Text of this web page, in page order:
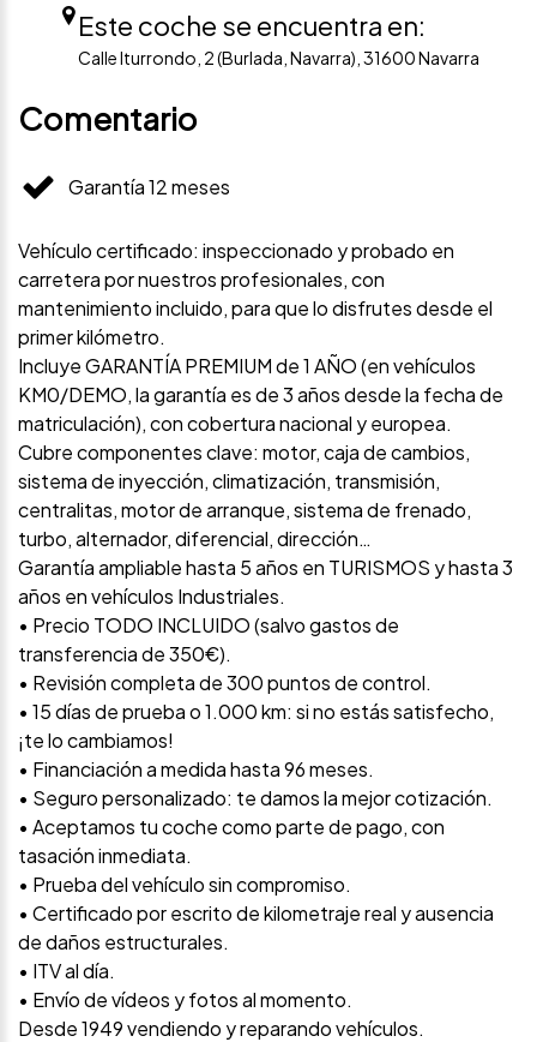
Este coche se encuentra en:
Calle Iturrondo, 2 (Burlada, Navarra), 31600 Navarra
Comentario
Garantía 12 meses
Vehículo certificado: inspeccionado y probado en
carretera por nuestros profesionales, con
mantenimiento incluido, para que lo disfrutes desde el
primer kilómetro.
Incluye GARANTÍA PREMIUM de 1 AÑO (en vehículos
KM0/DEMO, la garantía es de 3 años desde la fecha de
matriculación), con cobertura nacional y europea.
Cubre componentes clave: motor, caja de cambios,
sistema de inyección, climatización, transmisión,
centralitas, motor de arranque, sistema de frenado,
turbo, alternador, diferencial, dirección…
Garantía ampliable hasta 5 años en TURISMOS y hasta 3
años en vehículos Industriales.
• Precio TODO INCLUIDO (salvo gastos de
transferencia de 350€).
• Revisión completa de 300 puntos de control.
• 15 días de prueba o 1.000 km: si no estás satisfecho,
¡te lo cambiamos!
• Financiación a medida hasta 96 meses.
• Seguro personalizado: te damos la mejor cotización.
• Aceptamos tu coche como parte de pago, con
tasación inmediata.
• Prueba del vehículo sin compromiso.
• Certificado por escrito de kilometraje real y ausencia
de daños estructurales.
• ITV al día.
• Envío de vídeos y fotos al momento.
Desde 1949 vendiendo y reparando vehículos.